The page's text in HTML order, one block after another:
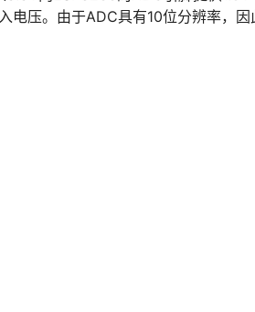
压。由于ADC具有10位分辨率，因